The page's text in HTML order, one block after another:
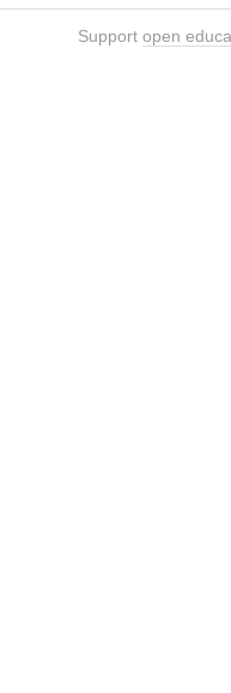
Support open